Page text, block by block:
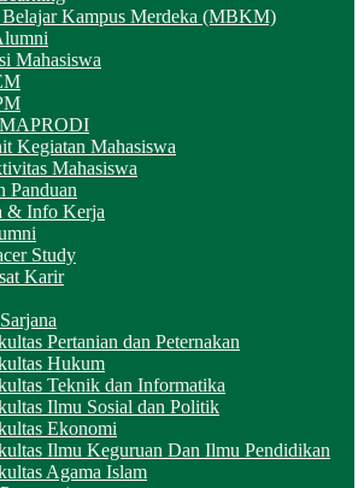
Kampus Merdeka (MBKM)
Mahasiswa
Kegiatan Mahasiswa
Mahasiswa
Panduan
& Info Kerja
Study
Karir
Pertanian dan Peternakan
Hukum
Teknik dan Informatika
Ilmu Sosial dan Politik
Ekonomi
Ilmu Keguruan Dan Ilmu Pendidikan
Agama Islam